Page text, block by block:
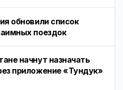
обновили список
поездок
начнут назначать
приложение «Тундук»